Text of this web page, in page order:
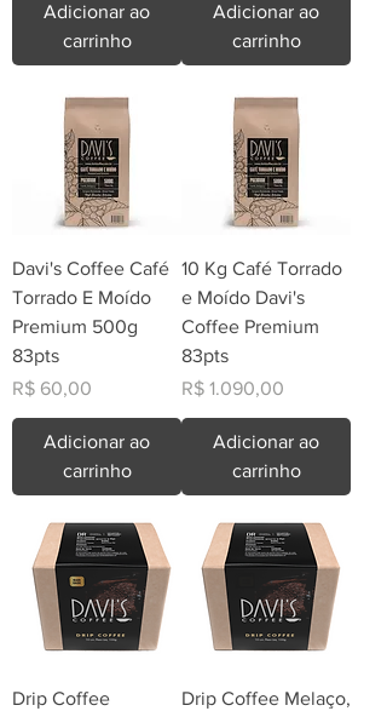
Adicionar ao
carrinho
Adicionar ao
carrinho
Davi's Coffee Café
Torrado E Moído
Premium 500g
83pts
Preço
R$ 60,00
Adicionar ao
carrinho
10 Kg Café Torrado
e Moído Davi's
Coffee Premium
83pts
Preço
R$ 1.090,00
Adicionar ao
carrinho
Drip Coffee
Drip Coffee Melaço,